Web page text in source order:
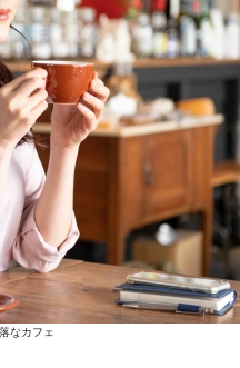
なカフェ